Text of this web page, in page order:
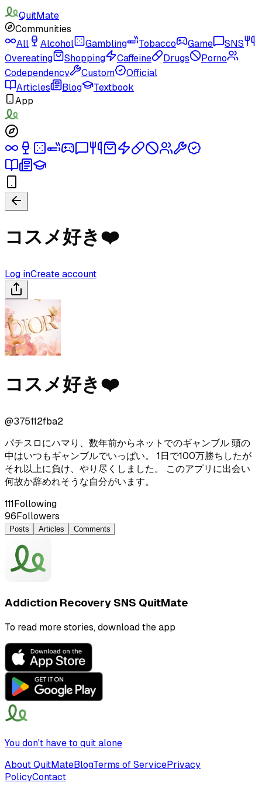
QuitMate
Communities
All
Alcohol Gambling Tobacco Game
SNS
Overeating
Shopping Caffeine Drugs
Porno
Codependency
Custom
Official
Articles
Blog
Textbook
App
コスメ好き❤️
Log inCreate account
コスメ好き❤️
@375112fba2
パチスロにハマり、数年前からネットでのギャンブル 頭の
中はいつもギャンブルでいっぱい。 1日で100万勝ちしたが
それ以上に負け、やり尽くしました。 このアプリに出会い
何故か辞めれそうな自分がいます。
111Following
96Followers
Posts Articles Comments
Addiction Recovery SNS QuitMate
To read more stories, download the app
You don't have to quit alone
About QuitMateBlogTerms of ServicePrivacy
PolicyContact